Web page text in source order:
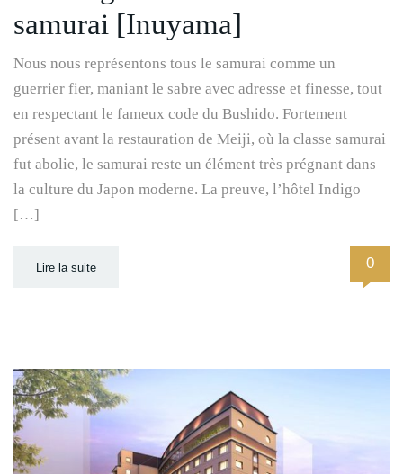
samurai [Inuyama]
Nous nous représentons tous le samurai comme un
guerrier fier, maniant le sabre avec adresse et finesse, tout
en respectant le fameux code du Bushido. Fortement
présent avant la restauration de Meiji, où la classe samurai
fut abolie, le samurai reste un élément très prégnant dans
la culture du Japon moderne. La preuve, l’hôtel Indigo
[…]
Lire la suite 0